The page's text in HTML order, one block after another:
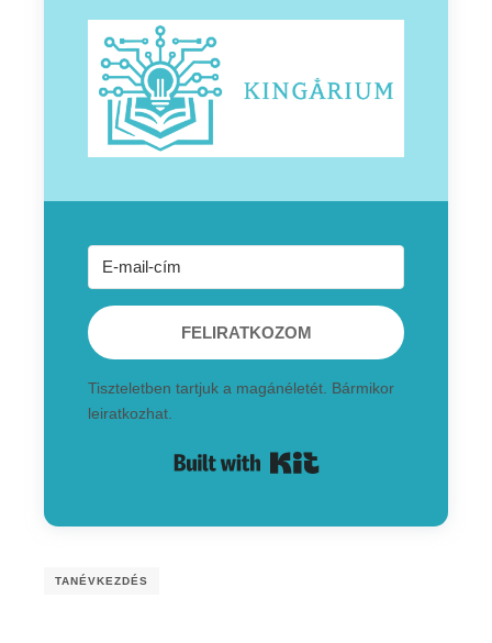
FELIRATKOZOM
Tiszteletben tartjuk a magánéletét. Bármikor
leiratkozhat.
TANÉVKEZDÉS